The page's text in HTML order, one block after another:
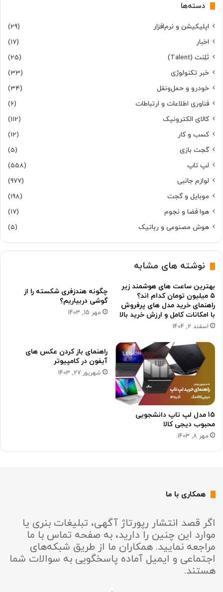
دسته‌ها
اپلیکیشن و نرم‌افزار
(29)
اخبار
(17)
تَلِنت (Talent)
(25)
خبر تکنولوژی
(33)
خودرو و حمل‌و‌نقل
(34)
فناوری اطلاعات و ارتباطات
(6)
کالای الکترونیک
(112)
کسب و کار
(12)
گجت بازی
(5)
لپ تاپ
(558)
لوازم جانبی
(977)
موبایل و گجت
(198)
هوا فضا و نجوم
(17)
هوش مصنوعی و رباتیک
(5)
نوشته های مشابه
بهترین ساعت های هوشمند زیر
۵ میلیون تومان کدام اند؟
راهنمای خرید مدل های پرفروش
با امکانات کامل و ارزش خرید بالا
اسفند 2, 1404
چگونه هندزفری شکسته را از
گوشی دربیاریم؟
مهر 15, 1403
15 مدل لپ تاپ دانشجویی
محبوب دیجی کالا
مهر 8, 1403
راهنمای باز کردن عکس های
آیفون در کامپیوتر
شهریور 27, 1403
همکاری با ما
اگر قصد انتشار رپورتاژ آگهی، تبلیغات بنری یا
موارد این چنین را دارید، به صفحه تماس با ما
مراجعه نمایید. همکاران ما از طریق شبکه‌های
اجتماعی و ایمیل آماده پاسخگویی به سوالات شما
هستند.